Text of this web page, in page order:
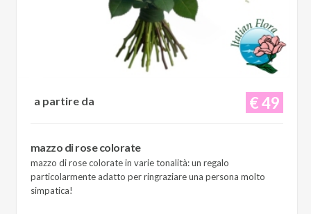
€ 49
a partire da
mazzo di rose colorate
mazzo di rose colorate in varie tonalità: un regalo
particolarmente adatto per ringraziare una persona molto
simpatica!